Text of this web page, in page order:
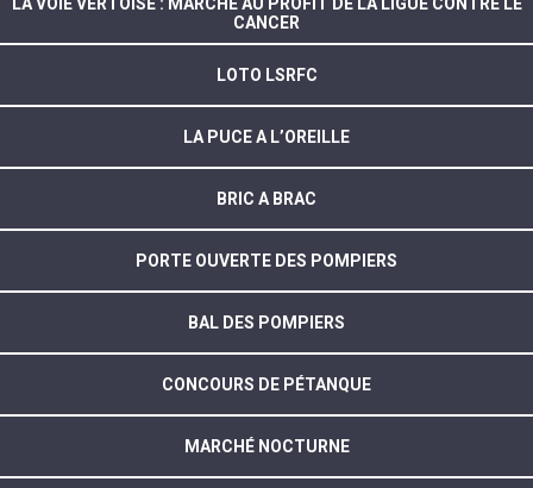
CANCER
LOTO LSRFC
LA PUCE A L’OREILLE
BRIC A BRAC
PORTE OUVERTE DES POMPIERS
BAL DES POMPIERS
CONCOURS DE PÉTANQUE
MARCHÉ NOCTURNE